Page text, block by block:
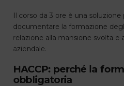
Il corso da 3 ore è una soluzione
documentare la formazione
relazione alla mansione svolta e
aziendale.
HACCP: perché la
obbligatoria